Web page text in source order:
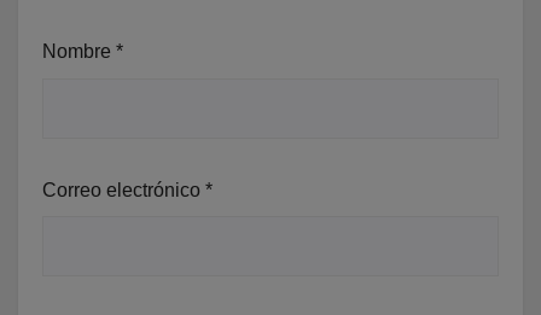
Nombre *
Correo electrónico *